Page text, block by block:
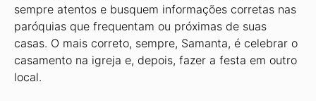
sempre atentos e busquem informações corretas nas
paróquias que frequentam ou próximas de suas
casas. O mais correto, sempre, Samanta, é celebrar o
casamento na igreja e, depois, fazer a festa em outro
local.